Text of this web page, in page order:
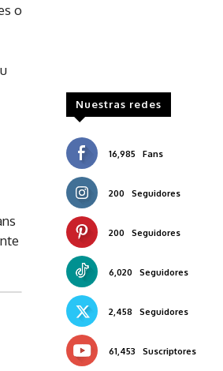
o
Nuestras redes
16,985 Fans
200 Seguidores
200 Seguidores
6,020 Seguidores
2,458 Seguidores
61,453 Suscriptores